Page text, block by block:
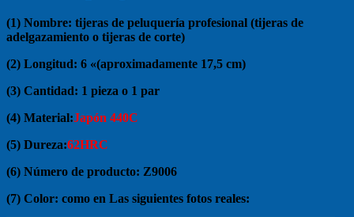
(1) Nombre: tijeras de peluquería profesional (tijeras de
adelgazamiento o tijeras de corte)
(2) Longitud: 6 «(aproximadamente 17,5 cm)
(3) Cantidad: 1 pieza o 1 par
(4) Material:Japón 440C
(5) Dureza:62HRC
(6) Número de producto: Z9006
(7) Color: como en Las siguientes fotos reales: